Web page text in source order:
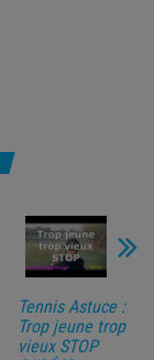
Tennis Astuce :
Trop jeune trop
vieux STOP